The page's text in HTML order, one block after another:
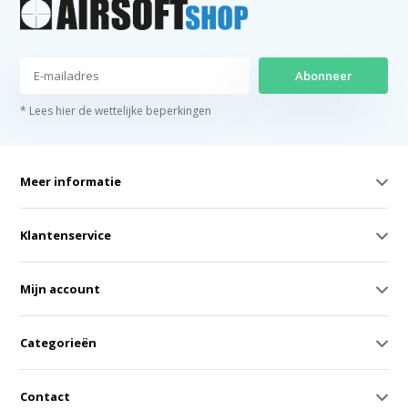
Abonneer
* Lees hier de wettelijke beperkingen
Meer informatie
Klantenservice
Mijn account
Categorieën
Contact